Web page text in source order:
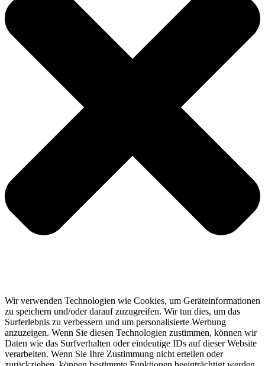
Wir verwenden Technologien wie Cookies, um Geräteinformationen
zu speichern und/oder darauf zuzugreifen. Wir tun dies, um das
Surferlebnis zu verbessern und um personalisierte Werbung
anzuzeigen. Wenn Sie diesen Technologien zustimmen, können wir
Daten wie das Surfverhalten oder eindeutige IDs auf dieser Website
verarbeiten. Wenn Sie Ihre Zustimmung nicht erteilen oder